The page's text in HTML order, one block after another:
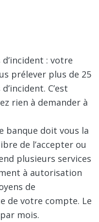
: votre
prélever plus de 25
C’est
rien à demander à
banque doit vous la
de l’accepter ou
plusieurs services
à autorisation
de
de votre compte. Le
mois.